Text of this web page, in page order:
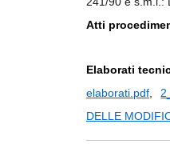
Atti
Elaborati
elaborati.pdf
DELLE